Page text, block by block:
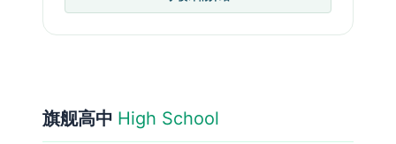
旗舰高中 High School